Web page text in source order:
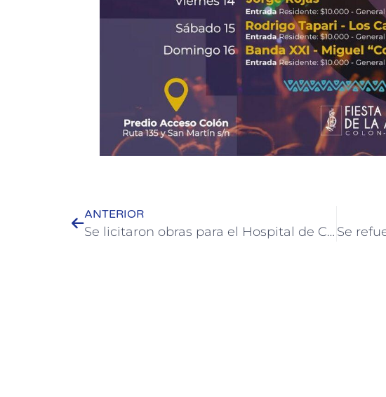
ANTERIOR
Se licitaron obras para el Hospital de Colón y para la Escuela 60 por casi $200 millones